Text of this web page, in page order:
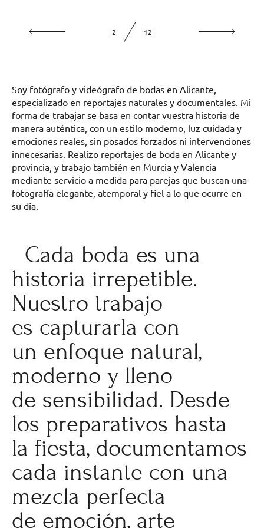
2 12
Soy fotógrafo y videógrafo de bodas en Alicante,
especializado en reportajes naturales y documentales. Mi
forma de trabajar se basa en contar vuestra historia de
manera auténtica, con un estilo moderno, luz cuidada y
emociones reales, sin posados forzados ni intervenciones
innecesarias. Realizo reportajes de boda en Alicante y
provincia, y trabajo también en Murcia y Valencia
mediante servicio a medida para parejas que buscan una
fotografía elegante, atemporal y fiel a lo que ocurre en
su día.
Cada boda es una
historia irrepetible.
Nuestro trabajo
es capturarla con
un enfoque natural,
moderno y lleno
de sensibilidad. Desde
los preparativos hasta
la fiesta, documentamos
cada instante con una
mezcla perfecta
de emoción, arte